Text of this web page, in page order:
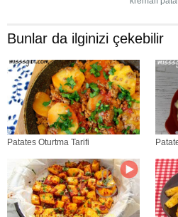
Bunlar da ilginizi çekebilir
Patates Oturtma Tarifi